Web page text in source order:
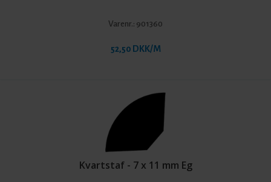
Varenr.: 901360
52,50 DKK/M
Kvartstaf - 7 x 11 mm Eg